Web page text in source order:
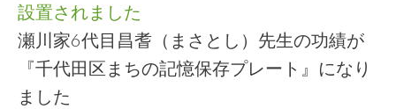
設置されました
瀬川家6代目昌耆（まさとし）先生の功績が
『千代田区まちの記憶保存プレート』になり
ました